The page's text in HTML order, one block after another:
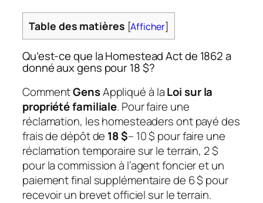
Table des matières [Afficher]
Qu’est-ce que la Homestead Act de 1862 a
donné aux gens pour 18 $?
CommentGensAppliqué à laLoi sur la
propriété familiale. Pour faire une
réclamation, les homesteaders ont payé des
frais de dépôt de 18 $– 10 $ pour faire une
réclamation temporaire sur le terrain, 2 $
pour la commission à l’agent foncier et un
paiement final supplémentaire de 6 $ pour
recevoir un brevet officiel sur le terrain.